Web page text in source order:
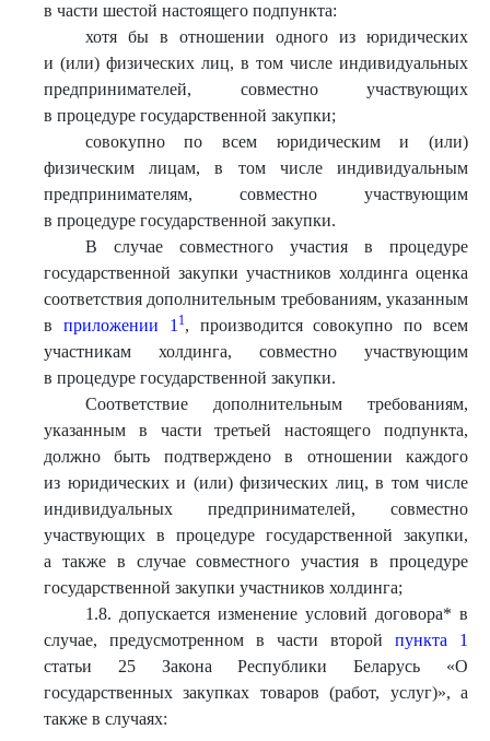
в части шестой настоящего подпункта:
хотя бы в отношении одного из юридических
и (или) физических лиц, в том числе индивидуальных
предпринимателей, совместно участвующих
в процедуре государственной закупки;
совокупно по всем юридическим и (или)
физическим лицам, в том числе индивидуальным
предпринимателям, совместно участвующим
в процедуре государственной закупки.
В случае совместного участия в процедуре
государственной закупки участников холдинга оценка
соответствия дополнительным требованиям, указанным
в приложении 1 1, производится совокупно по всем
участникам холдинга, совместно участвующим
в процедуре государственной закупки.
Соответствие дополнительным требованиям,
указанным в части третьей настоящего подпункта,
должно быть подтверждено в отношении каждого
из юридических и (или) физических лиц, в том числе
индивидуальных предпринимателей, совместно
участвующих в процедуре государственной закупки,
а также в случае совместного участия в процедуре
государственной закупки участников холдинга;
1.8. допускается изменение условий договора* в
случае, предусмотренном в части второй пункта 1
статьи 25 Закона Республики Беларусь «О
государственных закупках товаров (работ, услуг)», а
также в случаях: